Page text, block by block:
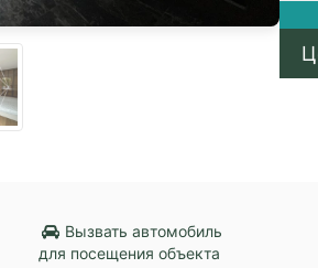
Вызвать автомобиль
для посещения объекта